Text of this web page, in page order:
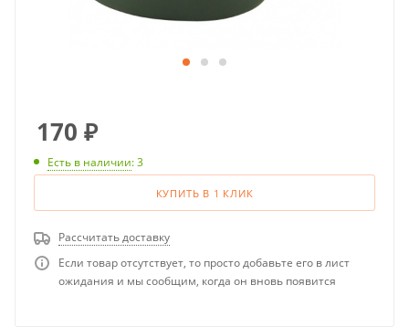
170 ₽
Есть в наличии: 3
КУПИТЬ В 1 КЛИК
Рассчитать доставку
Если товар отсутствует, то просто добавьте его в лист
ожидания и мы сообщим, когда он вновь появится